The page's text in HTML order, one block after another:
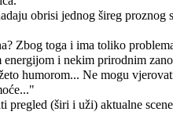
obrisi jednog šireg
Zbog toga i ima toliko
energijom i nekim prirodnim
humorom... Ne mogu
pregled (širi i uži) aktualne